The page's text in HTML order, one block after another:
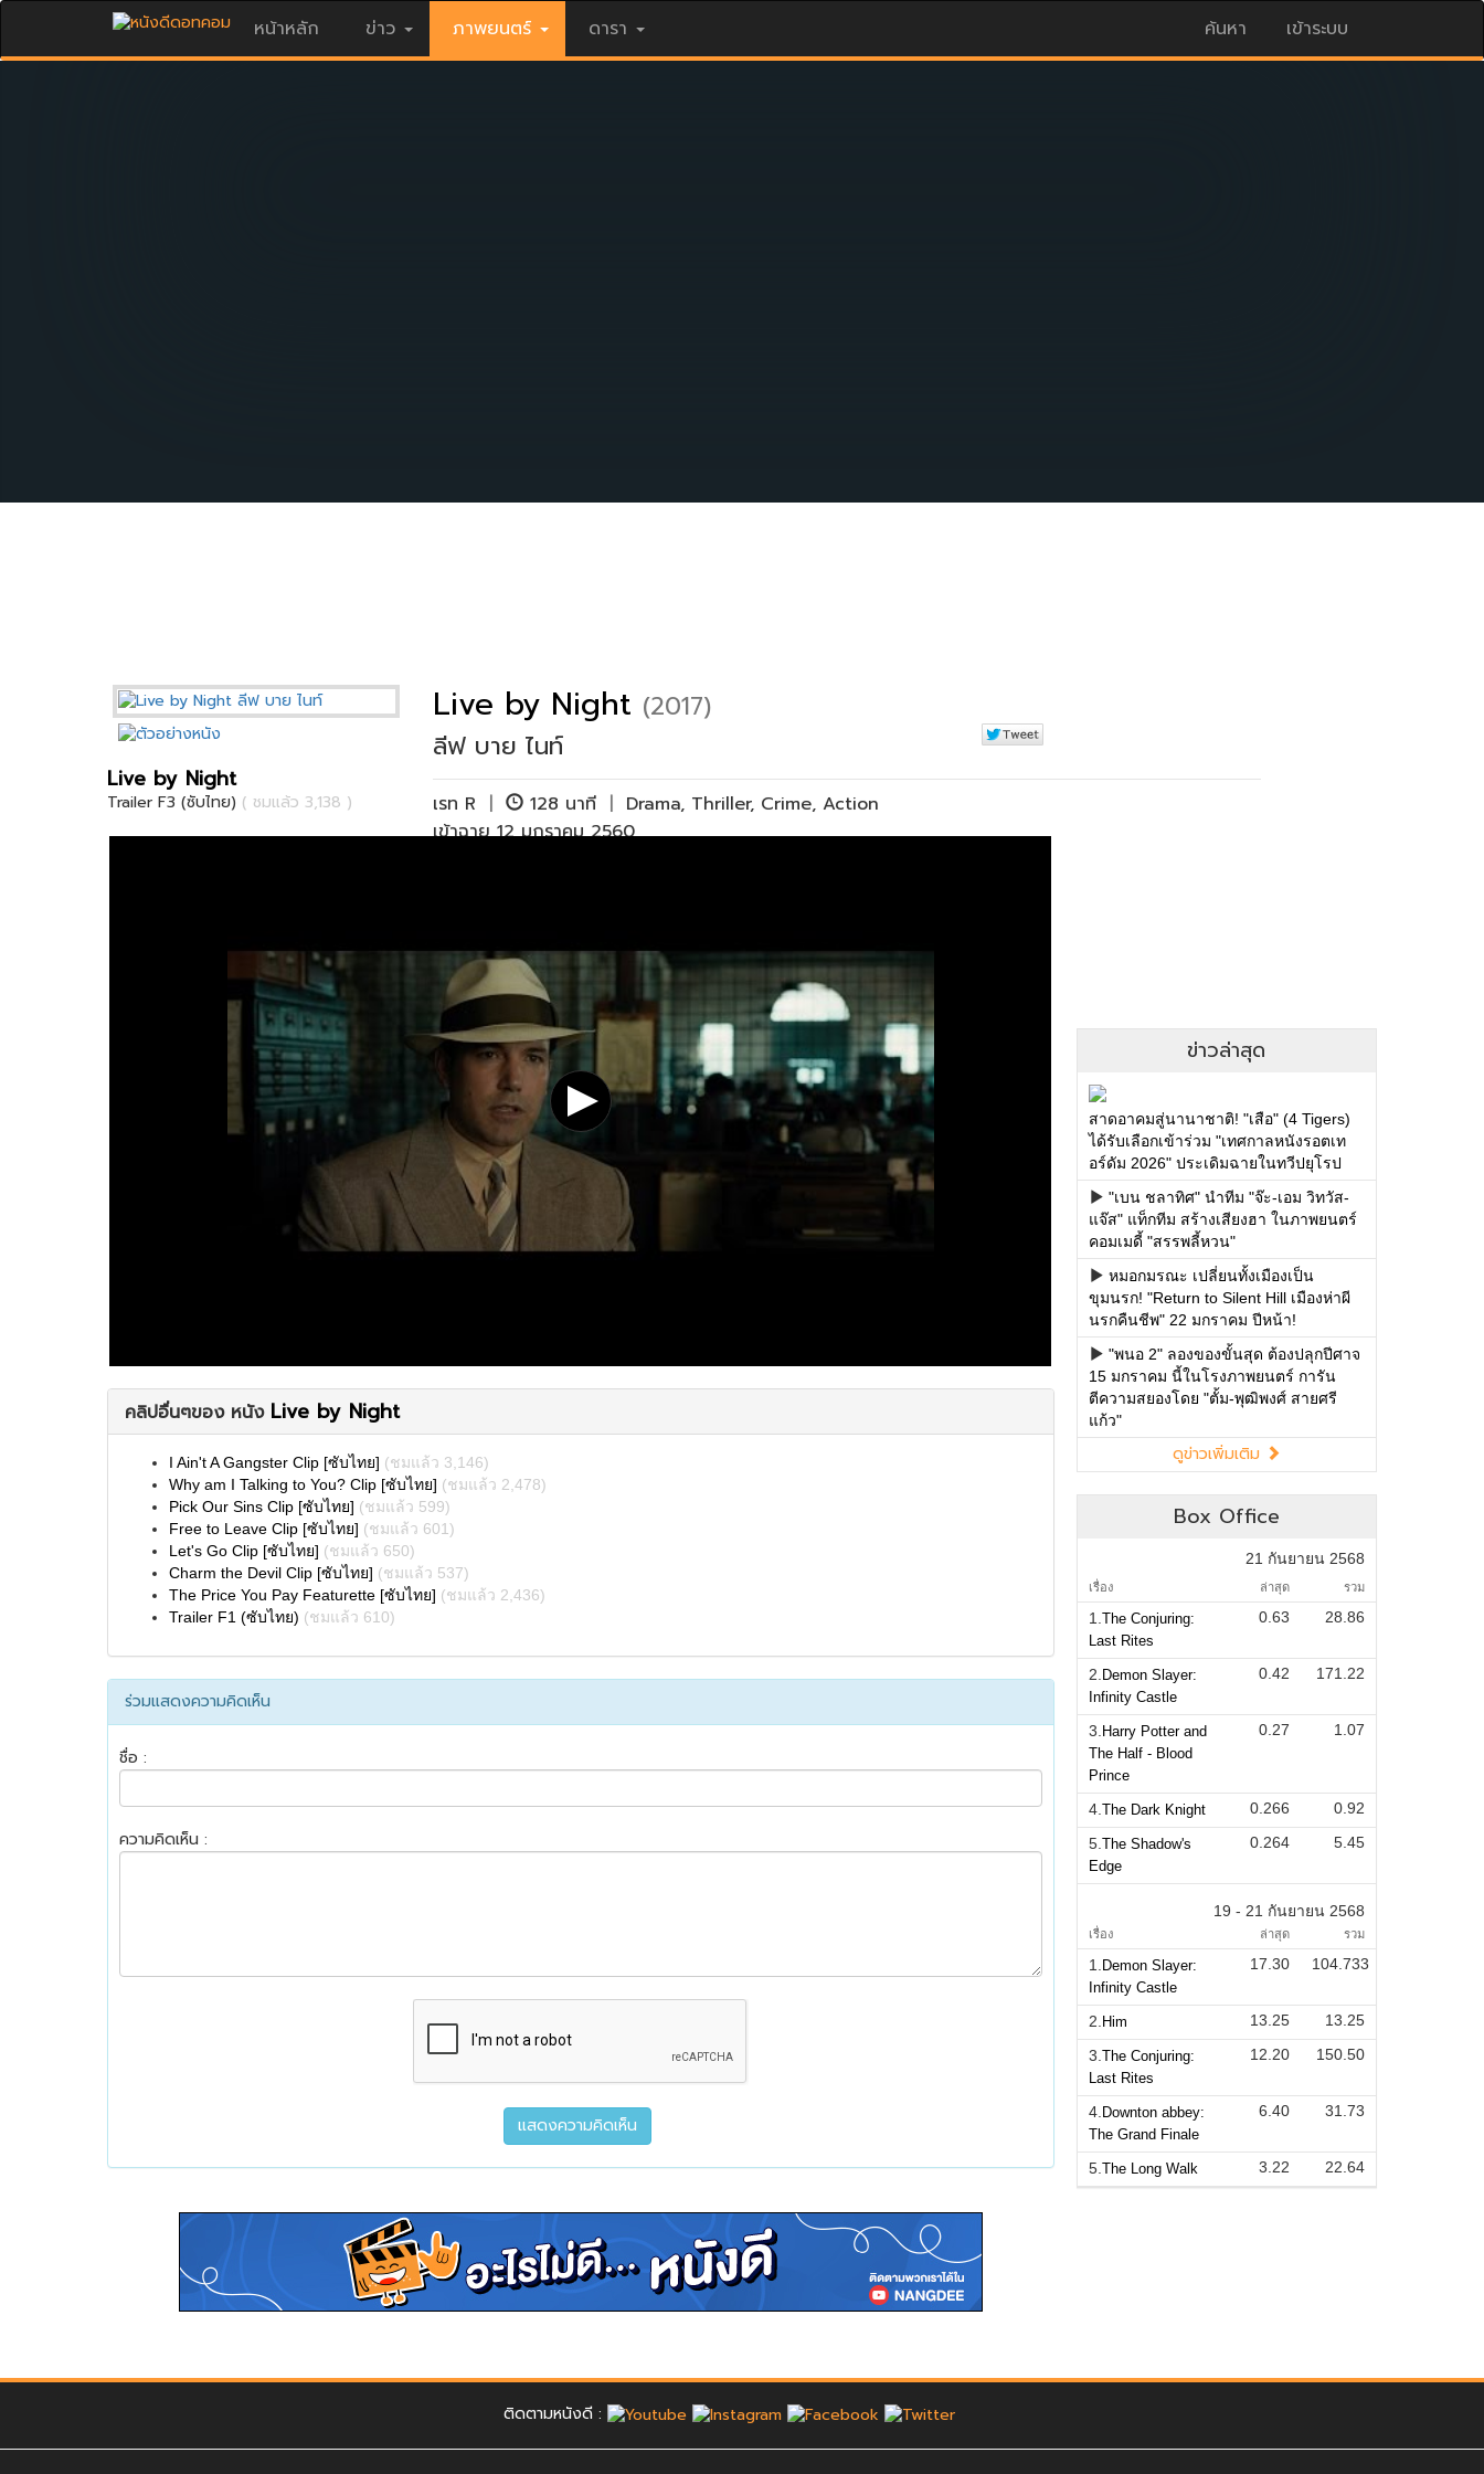
หน้าหลัก ข่าว ภาพยนตร์ ดารา ค้นหา เข้าระบบ
Live by Night (2017)
ลีฟ บาย ไนท์
เรท R | 128 นาที | Drama, Thriller, Crime, Action
เข้าฉาย 12 มกราคม 2560
Live by Night
Trailer F3 (ซับไทย) ( ชมแล้ว 3,138 )
คลิปอื่นๆของ หนัง Live by Night
I Ain't A Gangster Clip [ซับไทย] (ชมแล้ว 3,146)
Why am I Talking to You? Clip [ซับไทย] (ชมแล้ว 2,478)
Pick Our Sins Clip [ซับไทย] (ชมแล้ว 599)
Free to Leave Clip [ซับไทย] (ชมแล้ว 601)
Let's Go Clip [ซับไทย] (ชมแล้ว 650)
Charm the Devil Clip [ซับไทย] (ชมแล้ว 537)
The Price You Pay Featurette [ซับไทย] (ชมแล้ว 2,436)
Trailer F1 (ซับไทย) (ชมแล้ว 610)
ร่วมแสดงความคิดเห็น
ชื่อ :
ความคิดเห็น :
ข่าวล่าสุด
สาดอาคมสู่นานาชาติ! "เสือ" (4 Tigers)
ได้รับเลือกเข้าร่วม "เทศกาลหนังรอตเท
อร์ดัม 2026" ประเดิมฉายในทวีปยุโรป
"เบน ชลาทิศ" นำทีม "จ๊ะ-เอม วิทวัส-
แจ๊ส" แท็กทีม สร้างเสียงฮา ในภาพยนตร์
คอมเมดี้ "สรรพลี้หวน"
หมอกมรณะ เปลี่ยนทั้งเมืองเป็น
ขุมนรก! "Return to Silent Hill เมืองห่าผี
นรกคืนชีพ" 22 มกราคม ปีหน้า!
"พนอ 2" ลองของขั้นสุด ต้องปลุกปีศาจ
15 มกราคม นี้ในโรงภาพยนตร์ การัน
ตีความสยองโดย "ตั้ม-พุฒิพงศ์ สายศรี
แก้ว"
ดูข่าวเพิ่มเติม
Box Office
21 กันยายน 2568
เรื่อง ล่าสุด รวม
1. The Conjuring:
Last Rites
0.63 28.86
2. Demon Slayer:
Infinity Castle
0.42 171.22
3. Harry Potter and
The Half - Blood
Prince
0.27 1.07
4. The Dark Knight 0.266
0.92
5. The Shadow's
Edge
0.264 5.45
19 - 21 กันยายน 2568
เรื่อง ล่าสุด รวม
1. Demon Slayer:
Infinity Castle
17.30 104.733
2. Him 13.25
13.25
3. The Conjuring:
Last Rites
12.20 150.50
4. Downton abbey:
The Grand Finale
6.40 31.73
5. The Long Walk 3.22 22.64
ติดตามหนังดี :